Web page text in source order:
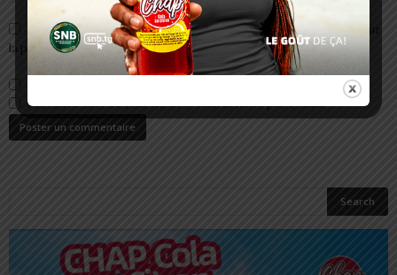
Enregistrer mon nom, email et site web dans ce navigateur pour
la prochaine fois que je commenterai.
Prévenez-moi de tous les nouveaux commentaires par e-mail.
Prévenez-moi de tous les nouveaux articles par e-mail.